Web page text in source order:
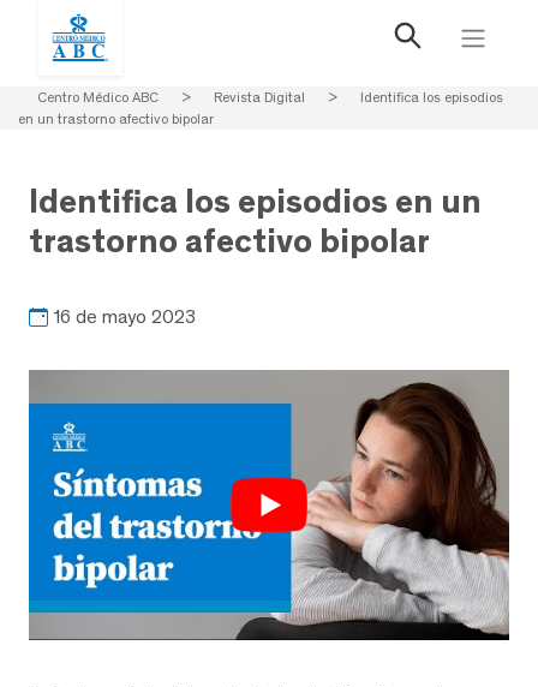
Centro Médico ABC > Revista Digital >
Identifica los episodios
en un trastorno afectivo bipolar
Identifica los episodios en un
trastorno afectivo bipolar
16 de mayo 2023